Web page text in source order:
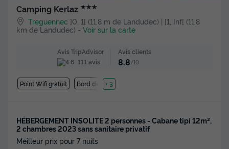
Camping Kerlaz ★★★
Treguennec ]0, 1[ (11,8 m de Landudec) | [1, Inf[ (11,8
km de Landudec) - Voir sur la carte
Avis TripAdvisor
111 avis
Avis clients
8.8/10
Point Wifi gratuit Bord de mer
+ 3
HÉBERGEMENT INSOLITE 2 personnes - Cabane tipi 12m²,
2 chambres 2023 sans sanitaire privatif
Meilleur prix pour 7 nuits